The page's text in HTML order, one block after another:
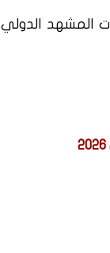
المشهد الدولي